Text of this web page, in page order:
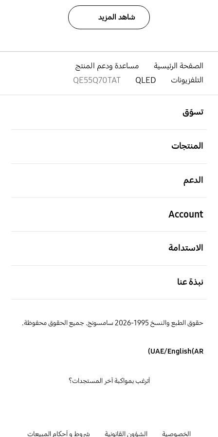
شاهد المزيد
الصفحة الرئيسية
مساعدة ودعم المنتج
التلفزيونات
QLED
QE55Q70TAT
تسوّق
المنتجات
الدعم
Account
الاستدامة
نبذة عنا
حقوق الطبع والنسخ 1995-2026 سامسونج. جميع الحقوق محفوظة.
UAE/English(AR)
الخصوصية الشؤون القانونية شروط و أحكام المبيعات
أترغب بمواكبة آخر المستجدات؟